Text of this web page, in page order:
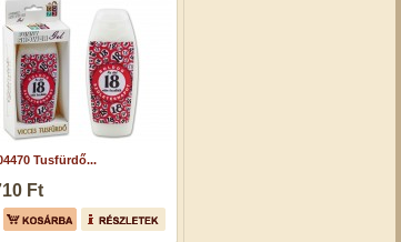
Tusfürdő...
Ft